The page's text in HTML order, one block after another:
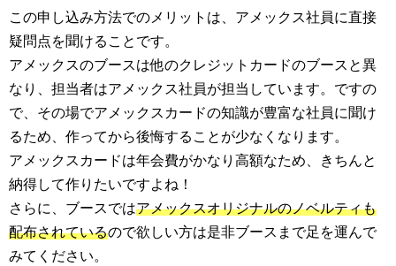
この申し込み方法でのメリットは、アメックス社員に直接
疑問点を聞けることです。
アメックスのブースは他のクレジットカードのブースと異
なり、担当者はアメックス社員が担当しています。ですの
で、その場でアメックスカードの知識が豊富な社員に聞け
るため、作ってから後悔することが少なくなります。
アメックスカードは年会費がかなり高額なため、きちんと
納得して作りたいですよね！
さらに、ブースではアメックスオリジナルのノベルティも
配布されているので欲しい方は是非ブースまで足を運んで
みてください。